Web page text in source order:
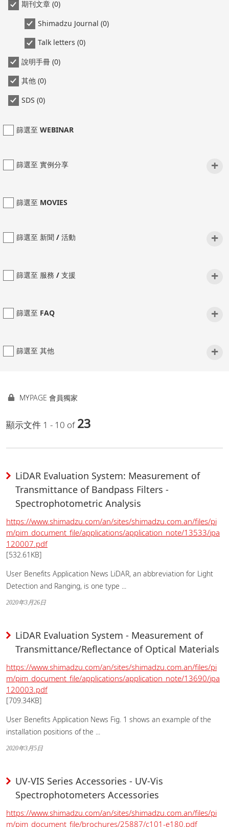
期刊文章 (0)
Shimadzu Journal (0)
Talk letters (0)
說明手冊 (0)
其他 (0)
SDS (0)
篩選至 WEBINAR
篩選至 實例分享 +
篩選至 MOVIES
篩選至 新聞 / 活動 +
篩選至 服務 / 支援 +
篩選至 FAQ +
篩選至 其他 +
MYPAGE 會員獨家
顯示文件 1 - 10 of 23
LiDAR Evaluation System: Measurement of
Transmittance of Bandpass Filters -
Spectrophotometric Analysis
https://www.shimadzu.com/an/sites/shimadzu.com.an/files/pi
m/pim_document_file/applications/application_note/13533/jpa
120007.pdf
[532.61KB]
User Benefits Application News LiDAR, an abbreviation for Light
Detection and Ranging, is one type ...
2020年3月26日
LiDAR Evaluation System - Measurement of
Transmittance/Reflectance of Optical Materials
https://www.shimadzu.com/an/sites/shimadzu.com.an/files/pi
m/pim_document_file/applications/application_note/13690/jpa
120003.pdf
[709.34KB]
User Benefits Application News Fig. 1 shows an example of the
installation positions of the ...
2020年3月5日
UV-VIS Series Accessories - UV-Vis
Spectrophotometers Accessories
https://www.shimadzu.com/an/sites/shimadzu.com.an/files/pi
m/pim_document_file/brochures/25887/c101-e180.pdf